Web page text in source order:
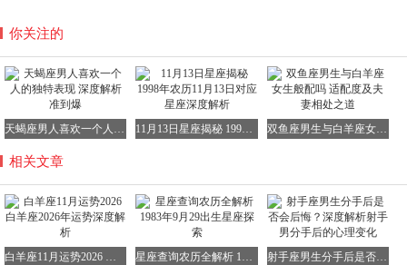
动不仅有助于保持体力和健康身体，还能忘却工作烦恼，提
升睡眠质量。若感冒，需特别小心肺部和呼吸系统的意外病
变。对于有抽烟习惯且抽得凶的白羊座而言，更需注意，因
为今年压力较大，易靠抽烟喝酒排解压力，对身体影响较
大。许多白羊座今年易失眠，工作事务一多便难以入睡。白
走路时也易扭伤脚或跌倒。走路、骑单车的朋友需眼观六
路、耳听八方，注意车辆冲来。同时，白羊座在过马路时，
无论走路、骑车还是开车，都不要玩手机。
白羊座2026年学业运势
2026年对白羊座学生而言，是提升自我、加速成长的一年。
你关注的
天蝎座男人喜欢一个人的独特表现 深度解析准到爆 11月13日星座揭秘 1998年农历11月13日对应星座深度解析 双鱼座男生与白羊座女生般配吗 适配度及夫妻相处之道
相关文章
白羊座11月运势2026 白羊座2026年运势深度解析 星座查询农历全解析 1983年9月29出生星座探索 射手座男生分手后是否会后悔？深度解析射手男分手后的心理变化